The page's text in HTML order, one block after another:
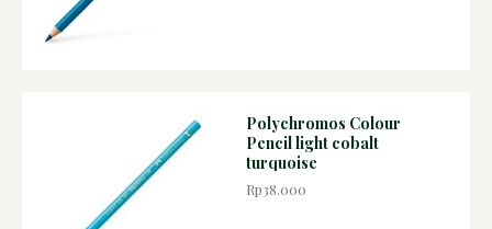
Polychromos Colour
Pencil light cobalt
turquoise
Rp38.000